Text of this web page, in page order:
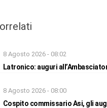
8 Agosto 2026 - 08:02
Latronico: auguri
8 Agosto 2026 - 08:00
Cospito commissario Asi, gli